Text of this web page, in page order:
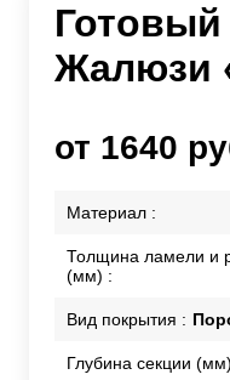
Готовый
Жалюзи
от 1640
Материал :
Толщина ламели и
(мм) :
Вид покрытия :
Глубина секции